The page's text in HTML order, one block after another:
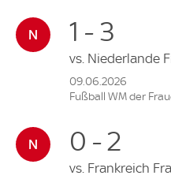
1 - 3
vs. Niederlande
09.06.2026
Fußball WM der
0 - 2
vs. Frankreich